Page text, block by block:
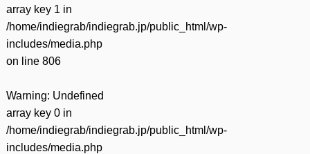
array key 1 in
/home/indiegrab/indiegrab.jp/public_html/wp-
includes/media.php
on line 806
Warning: Undefined
array key 0 in
/home/indiegrab/indiegrab.jp/public_html/wp-
includes/media.php